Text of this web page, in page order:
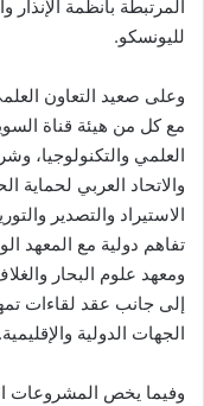
المرتبطة بأنظمة
لليونسكو.
مع كل من هيئة قناة
والاتحاد العربي لحماية
تفاهم دولية مع المعهد
ومعهد علوم البحار
إلى جانب عقد لقاءات
الجهات الدولية والإقليمية.
وفيما يخص المشروعات